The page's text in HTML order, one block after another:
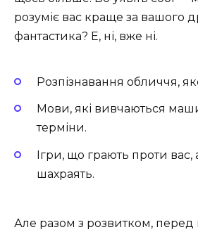
розуміє вас краще за вашого
фантастика? Е, ні, вже ні.
Розпізнавання обличчя,
Мови, які вивчаються
терміни.
Ігри, що грають проти вас,
шахраять.
Але разом з розвитком, перед